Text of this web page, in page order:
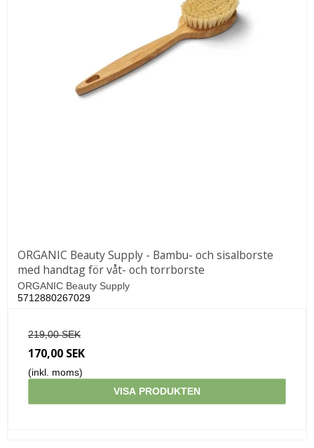
ORGANIC Beauty Supply - Bambu- och sisalborste
med handtag för våt- och torrborste
ORGANIC Beauty Supply
5712880267029
219,00 SEK
170,00 SEK
(inkl. moms)
VISA PRODUKTEN